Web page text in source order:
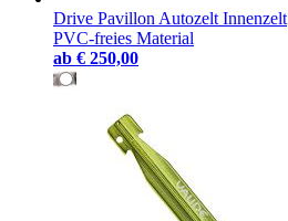
Drive Pavillon Autozelt Innenzelt
PVC-freies Material
ab € 250,00